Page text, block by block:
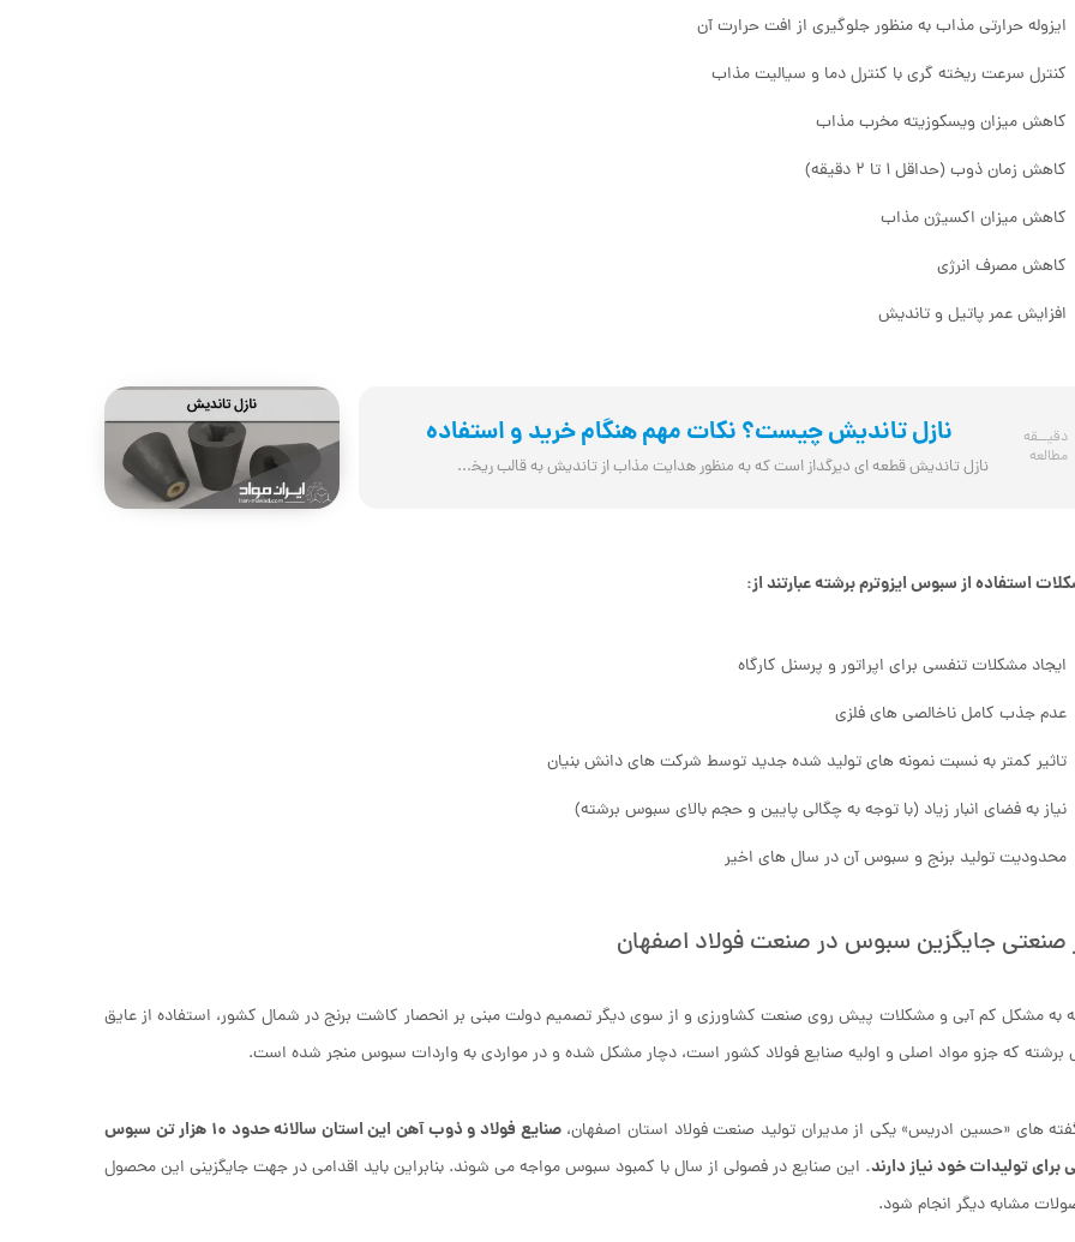
ایزوله حرارتی مذاب به منظور جلوگیری از افت حرارت آن
کنترل سرعت ریخته گری با کنترل دما و سیالیت مذاب
کاهش میزان ویسکوزیته مخرب مذاب
کاهش زمان ذوب (حداقل ۱ تا ۲ دقیقه)
کاهش میزان اکسیژن مذاب
کاهش مصرف انرژی
افزایش عمر پاتیل و تاندیش
دقیــقه
مطالعه
نازل تاندیش چیست؟ نکات مهم هنگام خرید و استفاده
نازل تاندیش قطعه ای دیرگداز است که به منظور هدایت مذاب از تاندیش به قالب ریخته گ...
استفاده از سبوس ایزوترم برشته عبارتند از:
ایجاد مشکلات تنفسی برای اپراتور و پرسنل کارگاه
عدم جذب کامل ناخالصی های فلزی
تاثیر کمتر به نسبت نمونه های تولید شده جدید توسط شرکت های دانش بنیان
نیاز به فضای انبار زیاد (با توجه به چگالی پایین و حجم بالای سبوس برشته)
محدودیت تولید برنج و سبوس آن در سال های اخیر
صنعتی جایگزین سبوس در صنعت فولاد اصفهان
به مشکل کم آبی و مشکلات پیش روی صنعت کشاورزی و از سوی دیگر تصمیم دولت مبنی بر انحصار کاشت برنج در شمال کشور، استفاده از عایق
که جزو مواد اصلی و اولیه صنایع فولاد کشور است، دچار مشکل شده و در مواردی به واردات سبوس منجر شده است.
های «حسین ادریس» یکی از مدیران تولید صنعت فولاد استان اصفهان،
صنایع فولاد و ذوب آهن این استان سالانه حدود ۱۰ هزار تن سبوس
برای تولیدات خود نیاز دارند. این صنایع در فصولی از سال با کمبود سبوس مواجه می ‌شوند. بنابراین باید اقدامی در جهت جایگزینی این محصول
مشابه دیگر انجام شود.